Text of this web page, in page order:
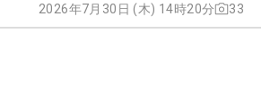
2026年7月30日 (木) 14時20分 33